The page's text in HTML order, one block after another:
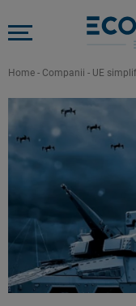
Home - Companii - UE